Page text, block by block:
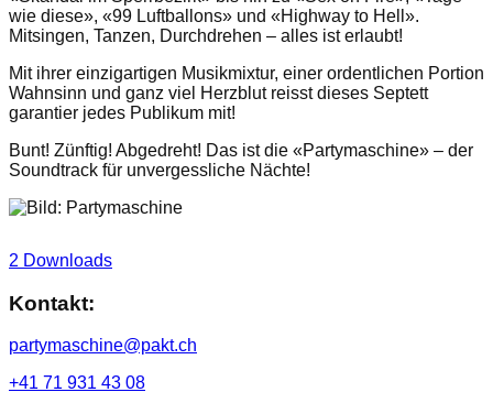
wie diese», «99 Luftballons» und «Highway to Hell».
Mitsingen, Tanzen, Durchdrehen – alles ist erlaubt!
Mit ihrer einzigartigen Musikmixtur, einer ordentlichen Portion
Wahnsinn und ganz viel Herzblut reisst dieses Septett
garantier jedes Publikum mit!
Bunt! Zünftig! Abgedreht! Das ist die «Partymaschine» – der
Soundtrack für unvergessliche Nächte!
2 Downloads
Kontakt:
partymaschine@pakt.ch
+41 71 931 43 08